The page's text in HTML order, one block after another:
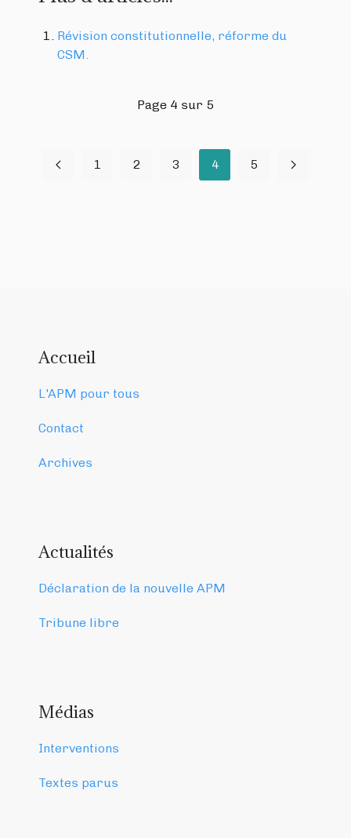
Révision constitutionnelle, réforme du
CSM.
Page 4 sur 5
1 2 3 4 5
Accueil
L'APM pour tous
Contact
Archives
Actualités
Déclaration de la nouvelle APM
Tribune libre
Médias
Interventions
Textes parus